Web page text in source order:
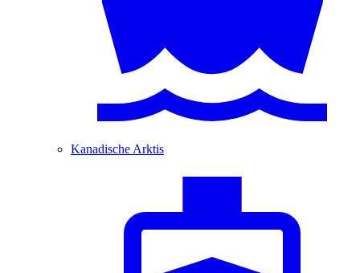
Kanadische Arktis